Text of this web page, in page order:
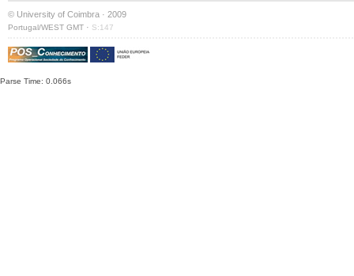
© University of Coimbra · 2009
Portugal/WEST GMT · S:147
Parse Time: 0.066s